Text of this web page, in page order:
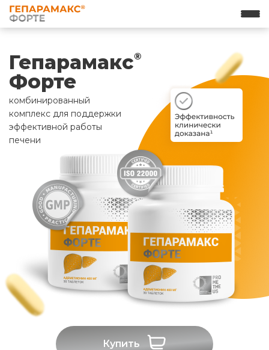
Гепарамакс®
Форте
комбинированный
комплекс для поддержки
эффективной работы
печени
Купить